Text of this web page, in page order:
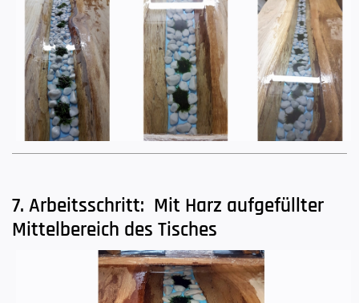
7. Arbeitsschritt: Mit Harz aufgefüllter
Mittelbereich des Tisches